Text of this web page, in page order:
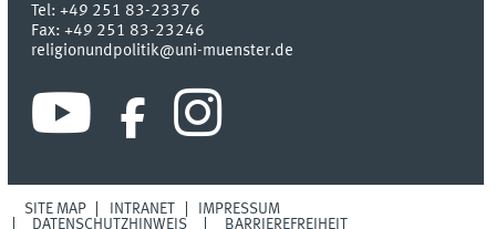
Tel:+49 251 83-23376
Fax:+49 251 83-23246
religionundpolitik@uni-muenster.de
SITE MAP INTRANET
IMPRESSUM
DATENSCHUTZHINWEIS
BARRIEREFREIHEIT